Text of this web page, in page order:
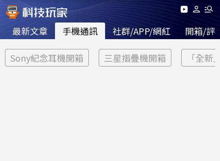
最新文章 手機通訊 社群/APP/網紅 開箱/評
Sony紀念耳機開箱 三星摺疊機開箱 「全新